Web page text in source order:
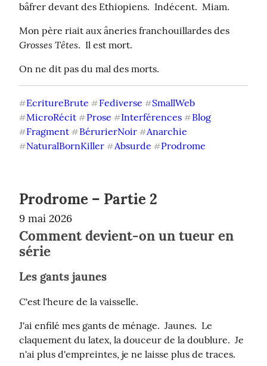
bâfrer devant des Ethiopiens.  Indécent.  Miam.
Grosses Têtes.  Il est mort.
On ne dit pas du mal des morts.
#EcritureBrute #Fediverse #SmallWeb
#MicroRécit #Prose #Interférences #Blog
#Fragment #BérurierNoir #Anarchie
#NaturalBornKiller #Absurde #Prodrome
Prodrome – Partie 2
9 mai 2026
Comment devient-on un tueur en
série
Les gants jaunes
C'est l'heure de la vaisselle.
J'ai enfilé mes gants de ménage.  Jaunes.  Le
claquement du latex, la douceur de la doublure.  Je
n'ai plus d'empreintes, je ne laisse plus de traces.